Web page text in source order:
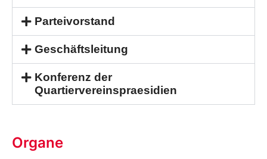
Parteivorstand
Geschäftsleitung
Konferenz der
Quartiervereinspraesidien
Organe